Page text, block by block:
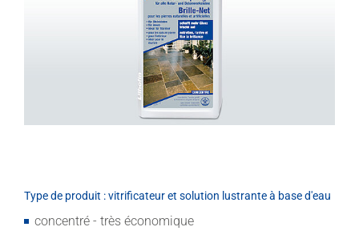
Type de produit : vitrificateur et solution lustrante à base d'eau
concentré - très économique